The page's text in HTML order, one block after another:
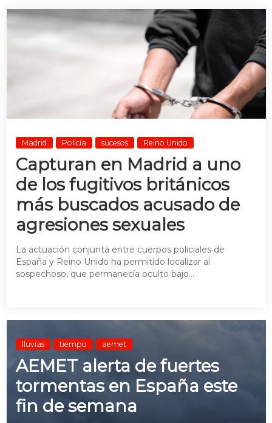
Madrid Policía sucesos Reino Unido
Capturan en Madrid a uno
de los fugitivos británicos
más buscados acusado de
agresiones sexuales
La actuación conjunta entre cuerpos policiales de
España y Reino Unido ha permitido localizar al
sospechoso, que permanecía oculto bajo...
lluvias tiempo aemet
AEMET alerta de fuertes
tormentas en España este
fin de semana